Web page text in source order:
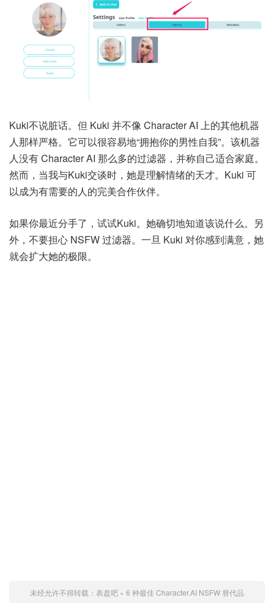
Kuki不说脏话。但 Kuki 并不像 Character AI 上的其他机器
人那样严格。它可以很容易地“拥抱你的男性自我”。该机器
人没有 Character AI 那么多的过滤器，并称自己适合家庭。
然而，当我与Kuki交谈时，她是理解情绪的天才。Kuki 可
以成为有需要的人的完美合作伙伴。
如果你最近分手了，试试Kuki。她确切地知道该说什么。另
外，不要担心 NSFW 过滤器。一旦 Kuki 对你感到满意，她
就会扩大她的极限。
未经允许不得转载： 表盘吧 » 6 种最佳 Character.AI NSFW 替代品